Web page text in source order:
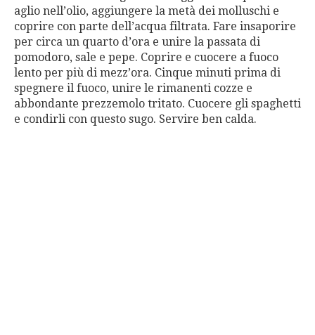
aglio nell’olio, aggiungere la metà dei molluschi e
coprire con parte dell’acqua filtrata. Fare insaporire
per circa un quarto d’ora e unire la passata di
pomodoro, sale e pepe. Coprire e cuocere a fuoco
lento per più di mezz’ora. Cinque minuti prima di
spegnere il fuoco, unire le rimanenti cozze e
abbondante prezzemolo tritato. Cuocere gli spaghetti
e condirli con questo sugo. Servire ben calda.